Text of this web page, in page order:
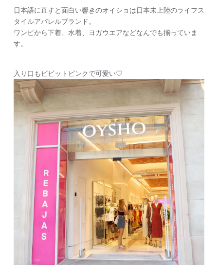
日本語に直すと面白い響きのオイショは日本未上陸のライフス
タイルアパレルブランド。
ワンピから下着、水着、ヨガウエアなどなんでも揃っていま
す。
入り口もビビットピンクで可愛い♡